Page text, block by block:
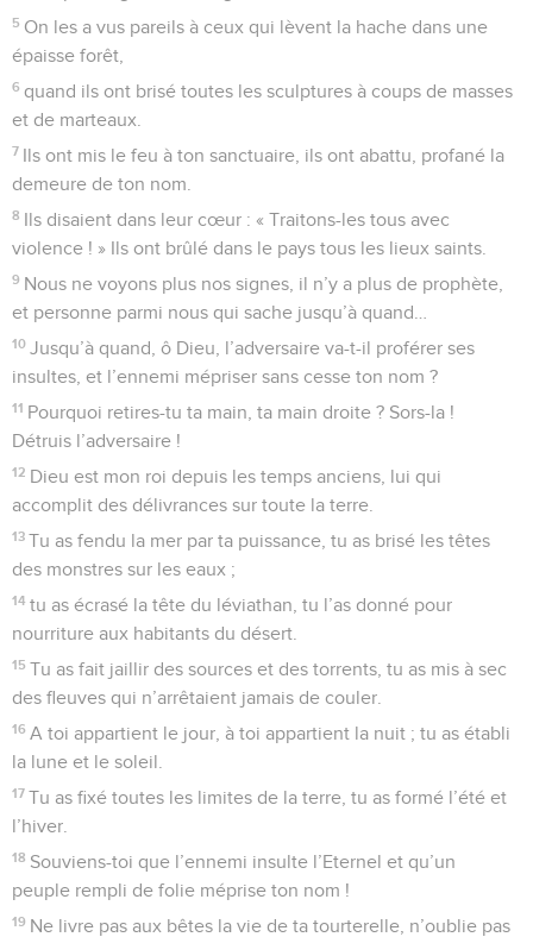
5 On les a vus pareils à ceux qui lèvent la hache dans une
épaisse forêt,
6 quand ils ont brisé toutes les sculptures à coups de masses
et de marteaux.
7 Ils ont mis le feu à ton sanctuaire, ils ont abattu, profané la
demeure de ton nom.
8 Ils disaient dans leur cœur : « Traitons-les tous avec
violence ! » Ils ont brûlé dans le pays tous les lieux saints.
9 Nous ne voyons plus nos signes, il n’y a plus de prophète,
et personne parmi nous qui sache jusqu’à quand…
10 Jusqu’à quand, ô Dieu, l’adversaire va-t-il proférer ses
insultes, et l’ennemi mépriser sans cesse ton nom ?
11 Pourquoi retires-tu ta main, ta main droite ? Sors-la !
Détruis l’adversaire !
12 Dieu est mon roi depuis les temps anciens, lui qui
accomplit des délivrances sur toute la terre.
13 Tu as fendu la mer par ta puissance, tu as brisé les têtes
des monstres sur les eaux ;
14 tu as écrasé la tête du léviathan, tu l’as donné pour
nourriture aux habitants du désert.
15 Tu as fait jaillir des sources et des torrents, tu as mis à sec
des fleuves qui n’arrêtaient jamais de couler.
16 A toi appartient le jour, à toi appartient la nuit ; tu as établi
la lune et le soleil.
17 Tu as fixé toutes les limites de la terre, tu as formé l’été et
l’hiver.
18 Souviens-toi que l’ennemi insulte l’Eternel et qu’un
peuple rempli de folie méprise ton nom !
19 Ne livre pas aux bêtes la vie de ta tourterelle, n’oublie pas